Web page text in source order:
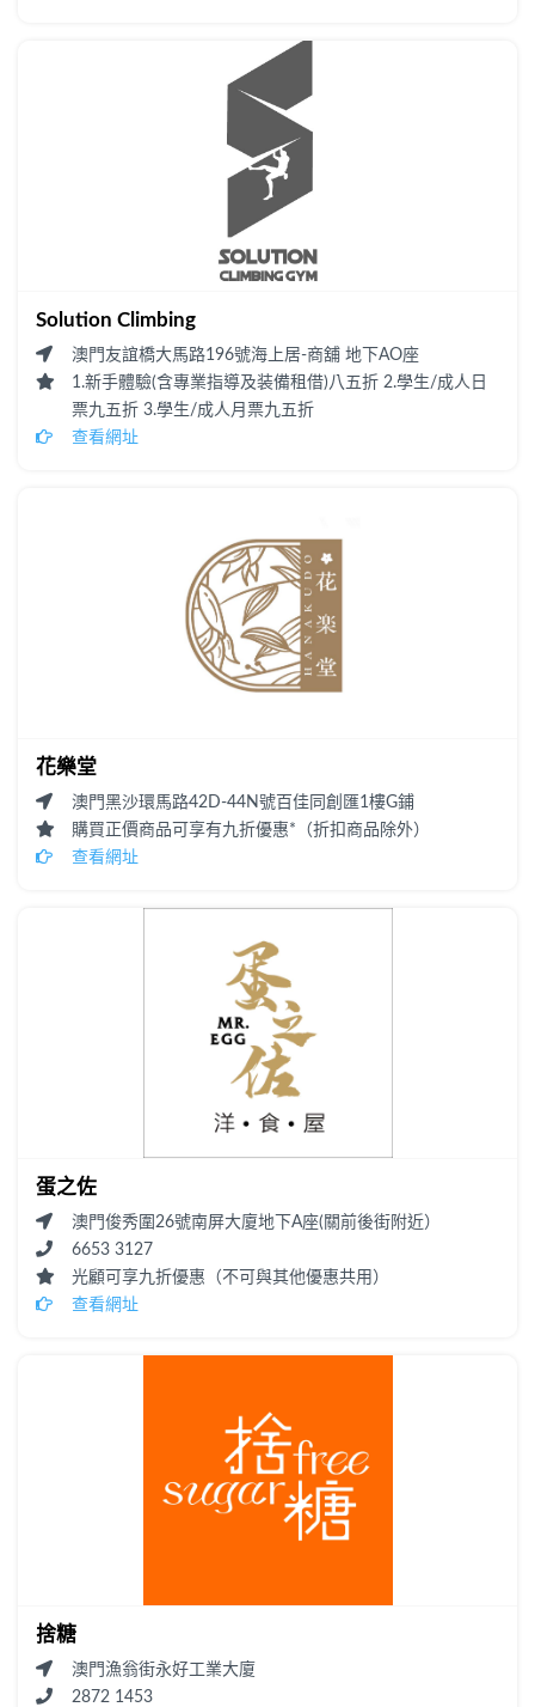
Solution Climbing
澳門友誼橋大馬路196號海上居-商舖 地下AO座
1.新手體驗(含專業指導及装備租借)八五折 2.學生/成人日
票九五折 3.學生/成人月票九五折
查看網址
花樂堂
澳門黑沙環馬路42D-44N號百佳同創匯1樓G鋪
購買正價商品可享有九折優惠*（折扣商品除外）
查看網址
蛋之佐
澳門俊秀圍26號南屏大廈地下A座(關前後街附近）
6653 3127
光顧可享九折優惠（不可與其他優惠共用）
查看網址
捨糖
澳門漁翁街永好工業大廈
2872 1453